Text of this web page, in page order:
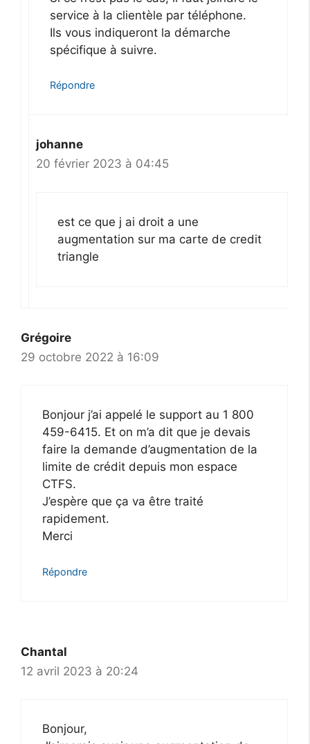
service à la clientèle par téléphone.
Ils vous indiqueront la démarche
spécifique à suivre.
Répondre
johanne
20 février 2023 à 04:45
est ce que j ai droit a une
augmentation sur ma carte de credit
triangle
Grégoire
29 octobre 2022 à 16:09
Bonjour j’ai appelé le support au 1 800
459-6415. Et on m’a dit que je devais
faire la demande d’augmentation de la
limite de crédit depuis mon espace
CTFS.
J’espère que ça va être traité
rapidement.
Merci
Répondre
Chantal
12 avril 2023 à 20:24
Bonjour,